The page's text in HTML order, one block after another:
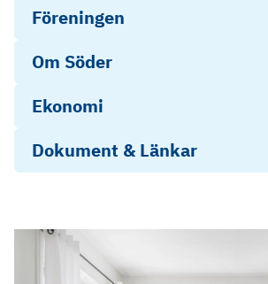
Föreningen
Om Söder
Ekonomi
Dokument & Länkar
Stadgar